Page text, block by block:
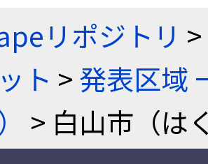
リポジトリ >
ト >発表区域
> 白山市（は